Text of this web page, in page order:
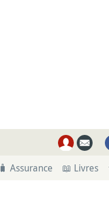
🧳 Assurance 📖 Livres